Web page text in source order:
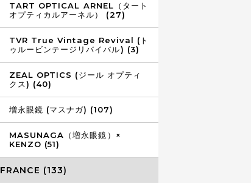
TART OPTICAL ARNEL（タート
オプティカルアーネル） (27)
TVR True Vintage Revival (ト
ゥルービンテージリバイバル) (3)
ZEAL OPTICS (ジール オプティ
クス) (40)
増永眼鏡 (マスナガ) (107)
MASUNAGA（増永眼鏡）×
KENZO (51)
FRANCE (133)